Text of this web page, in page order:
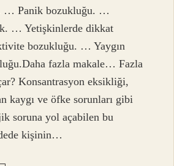
… Panik bozukluğu. …
… Yetişkinlerde dikkat
bozukluğu. … Yaygın
fazla makale… Fazla
Konsantrasyon eksikliği,
kaygı ve öfke sorunları gibi
soruna yol açabilen bu
kişinin…